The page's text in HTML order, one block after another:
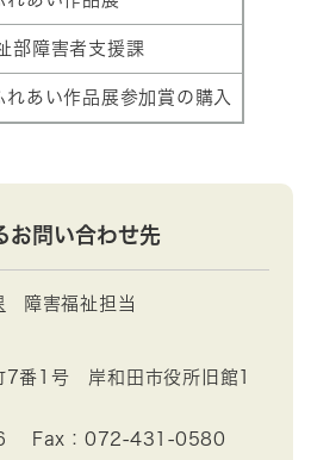
部障害者支援課
あい作品展参加賞の購入
お問い合わせ先
障害福祉担当
7番1号 岸和田市役所旧館1
Fax：072-431-0580